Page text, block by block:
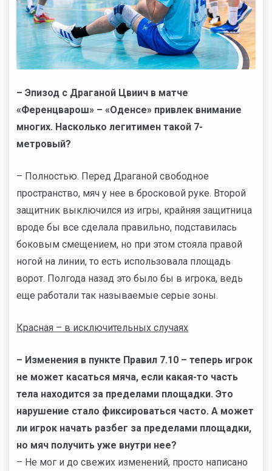
– Эпизод с Драганой Цвиич в матче
«Ференцварош» – «Оденсе» привлек внимание
многих. Насколько легитимен такой 7-
метровый?
– Полностью. Перед Драганой свободное
пространство, мяч у нее в бросковой руке. Второй
защитник выключился из игры, крайняя защитница
вроде бы все сделала правильно, подставилась
боковым смещением, но при этом стояла правой
ногой на линии, то есть использовала площадь
ворот. Полгода назад это было бы в игрока, ведь
еще работали так называемые серые зоны.
Красная – в исключительных случаях
– Изменения в пункте Правил 7.10 – теперь игрок
не может касаться мяча, если какая-то часть
тела находится за пределами площадки. Это
нарушение стало фиксироваться часто. А может
ли игрок начать разбег за пределами площадки,
но мяч получить уже внутри нее?
– Не мог и до свежих изменений, просто написано